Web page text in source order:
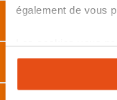
également de vous
expérience
changer votre choix
tous les cookies
Description